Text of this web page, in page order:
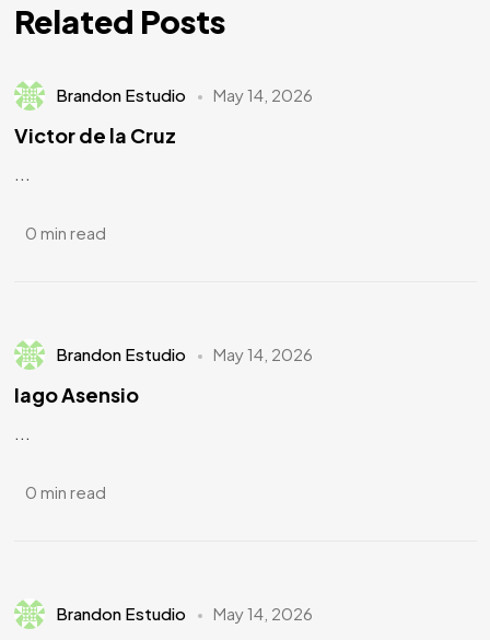
Related Posts
Brandon Estudio May 14, 2026
Victor de la Cruz
...
0 min read
Brandon Estudio May 14, 2026
Iago Asensio
...
0 min read
Brandon Estudio May 14, 2026